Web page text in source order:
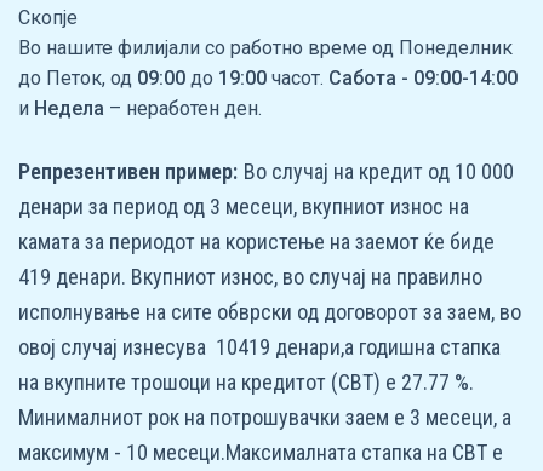
Скопје
Во нашите филијали со работно време од Понеделник
до Петок, од 09:00 до 19:00 часот. Сабота - 09:00-14:00
и Недела – неработен ден.
Репрезентивен пример: Во случај на кредит од 10 000
денари за период од 3 месеци, вкупниот износ на
камата за периодот на користење на заемот ќе биде
419 денари. Вкупниот износ, во случај на правилно
исполнување на сите обврски од договорот за заем, во
овој случај изнесува 10419 денари,а годишна стапка
на вкупните трошоци на кредитот (СВТ) е 27.77 %.
Минималниот рок на потрошувачки заем е 3 месеци, а
максимум - 10 месеци.Максималната стапка на СВТ е